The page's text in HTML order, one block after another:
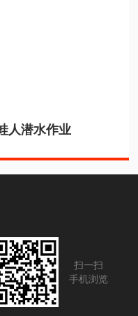
人潜水作业
扫一扫
手机浏览